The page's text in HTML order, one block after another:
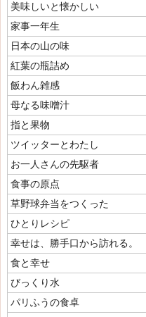
美味しいと懐かしい
家事一年生
日本の山の味
紅葉の瓶詰め
飯わん雑感
母なる味噌汁
指と果物
ツイッターとわたし
お一人さんの先駆者
食事の原点
草野球弁当をつくった
ひとりレシピ
幸せは、勝手口から訪れる。
食と幸せ
びっくり水
パリふうの食卓